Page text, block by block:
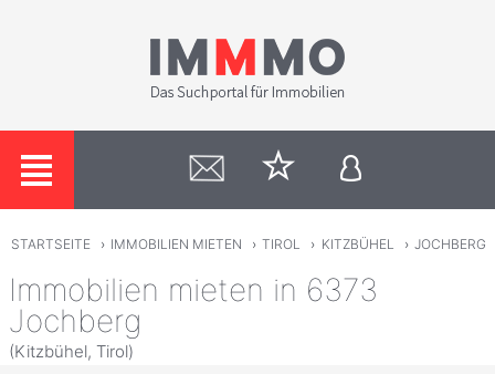
STARTSEITE › IMMOBILIEN MIETEN › TIROL › KITZBÜHEL › JOCHBERG
Immobilien mieten in 6373
Jochberg
(Kitzbühel, Tirol)